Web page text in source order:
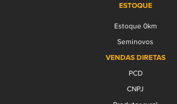
ESTOQUE
Estoque 0km
Seminovos
VENDAS DIRETAS
PCD
CNPJ